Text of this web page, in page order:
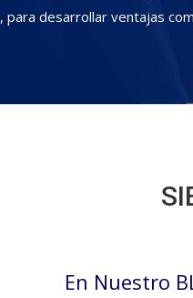
para desarrollar ventajas
En Nuestro